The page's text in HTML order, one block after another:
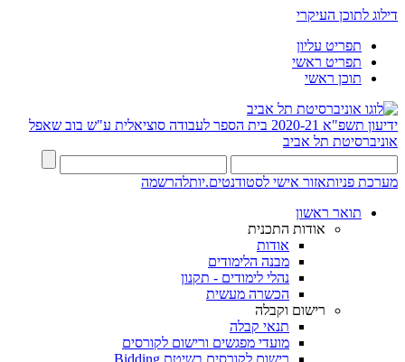
דילוג לתוכן העיקרי
תפריט עליון
תפריט ראשי
תוכן ראשי
ידיעון תשפ"א 2020-21
בית הספר לעבודה סוציאלית ע"ש בוב שאפל
אוניברסיטת תל אביב
מערכת פניותאזור אישי לסטודנטים.יותלהרשמה
תואר ראשון
אודות התכנית
אודות
מבנה הלימודים
נהלי לימודים - תקנון
הכשרה מעשית
רישום וקבלה
תנאי קבלה
מועדי מפגשים ורישום לקורסים
רישום לקורסים בשיטת Bidding